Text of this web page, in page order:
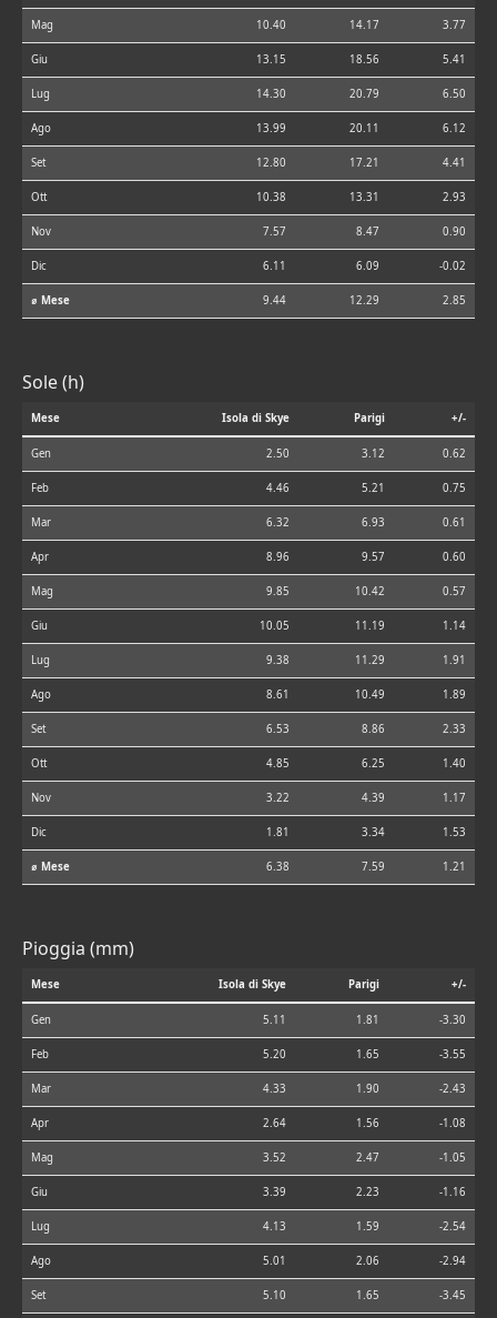
Mag 10.40 14.17 3.77
Giu 13.15 18.56 5.41
Lug 14.30 20.79 6.50
Ago 13.99 20.11 6.12
Set 12.80 17.21 4.41
Ott 10.38 13.31 2.93
Nov 7.57 8.47 0.90
Dic 6.11 6.09 -0.02
⌀ Mese 9.44 12.29 2.85
Sole (h)
Mese Isola di Skye Parigi +/-
Gen 2.50 3.12 0.62
Feb 4.46 5.21 0.75
Mar 6.32 6.93 0.61
Apr 8.96 9.57 0.60
Mag 9.85 10.42 0.57
Giu 10.05 11.19 1.14
Lug 9.38 11.29 1.91
Ago 8.61 10.49 1.89
Set 6.53 8.86 2.33
Ott 4.85 6.25 1.40
Nov 3.22 4.39 1.17
Dic 1.81 3.34 1.53
⌀ Mese 6.38 7.59 1.21
Pioggia (mm)
Mese Isola di Skye Parigi +/-
Gen 5.11 1.81 -3.30
Feb 5.20 1.65 -3.55
Mar 4.33 1.90 -2.43
Apr 2.64 1.56 -1.08
Mag 3.52 2.47 -1.05
Giu 3.39 2.23 -1.16
Lug 4.13 1.59 -2.54
Ago 5.01 2.06 -2.94
Set 5.10 1.65 -3.45